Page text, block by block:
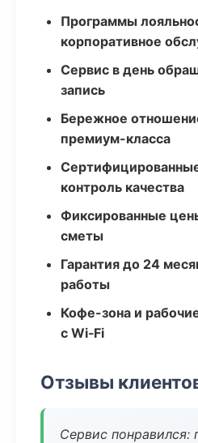
Программы
корпоративное
Сервис в день
запись
Бережное
премиум-класса
контроль качества
Фиксированные
сметы
Гарантия до 24
работы
Кофе-зона и
с Wi‑Fi
Отзывы
Сервис понравился: